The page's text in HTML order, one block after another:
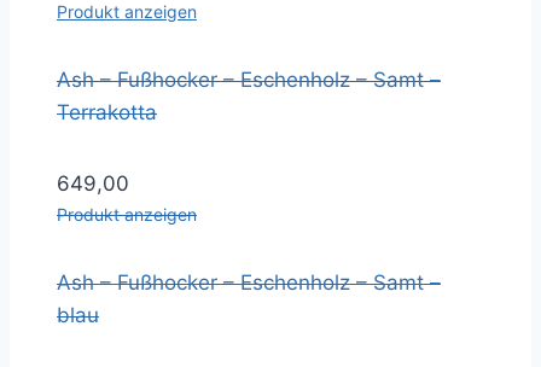
Produkt anzeigen
Ash – Fußhocker – Eschenholz – Samt –
Terrakotta
649,00
Produkt anzeigen
Ash – Fußhocker – Eschenholz – Samt –
blau